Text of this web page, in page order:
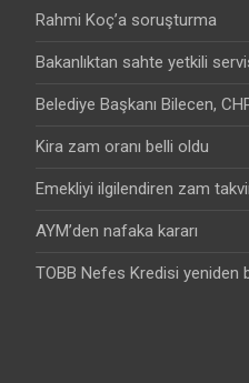
Rahmi Koç’a soruşturma
Bakanlıktan sahte yetkili
Belediye Başkanı Bilecen,
Kira zam oranı belli oldu
Emekliyi ilgilendiren zam
AYM’den nafaka kararı
TOBB Nefes Kredisi yeniden